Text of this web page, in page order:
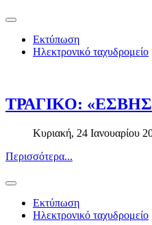
Εκτύπωση
Ηλεκτρονικό ταχυδρομείο
ΤΡΑΓΙΚΟ:
Κυριακή, 24 Ιανουαρίου
Περισσότερα...
Εκτύπωση
Ηλεκτρονικό ταχυδρομείο